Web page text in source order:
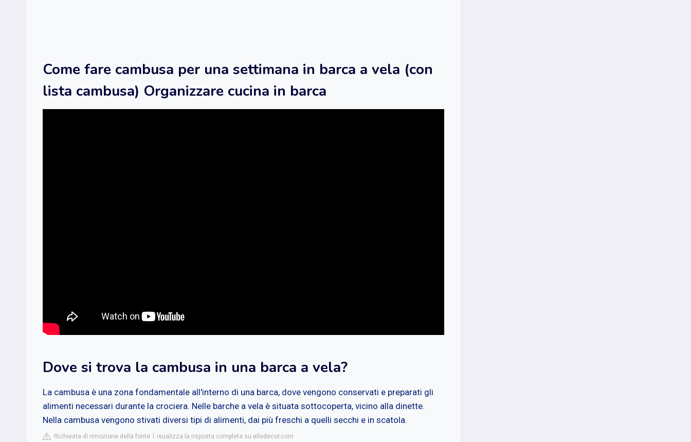
Come fare cambusa per una settimana in barca a vela (con
lista cambusa) Organizzare cucina in barca
Dove si trova la cambusa in una barca a vela?
La cambusa è una zona fondamentale all'interno di una barca, dove vengono conservati e preparati gli
alimenti necessari durante la crociera. Nelle barche a vela è situata sottocoperta, vicino alla dinette.
Nella cambusa vengono stivati diversi tipi di alimenti, dai più freschi a quelli secchi e in scatola.
Richiesta di rimozione della fonte isualizza la risposta completa su elledecor.com